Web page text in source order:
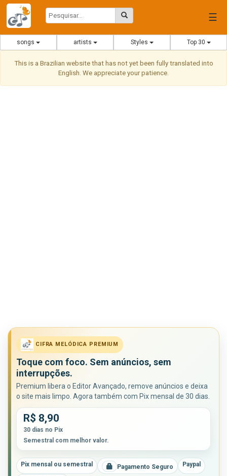
☰
songs artists Styles Top 30
This is a Brazilian website that has not yet been fully translated into
English. We appreciate your patience.
CIFRA MELÓDICA PREMIUM
Toque com foco. Sem anúncios, sem
interrupções.
Premium libera o Editor Avançado, remove anúncios e deixa
o site mais limpo. Agora também com Pix mensal de 30 dias.
R$ 8,90
30 dias no Pix
Semestral com melhor valor.
Pix mensal ou semestral Pagamento Seguro Paypal